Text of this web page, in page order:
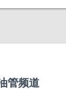
管频道